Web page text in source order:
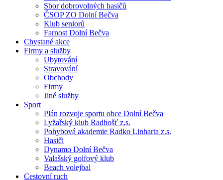
Sbor dobrovolných hasičů
ČSOP ZO Dolní Bečva
Klub seniorů
Farnost Dolní Bečva
Chystané akce
Firmy a služby
Ubytování
Stravování
Obchody
Firmy
Jiné služby
Sport
Plán rozvoje sportu obce Dolní Bečva
Lyžařský klub Radhošť z.s.
Pohybová akademie Radko Linharta z.s.
Hasiči
Dynamo Dolní Bečva
Valašský golfový klub
Beach volejbal
Cestovní ruch